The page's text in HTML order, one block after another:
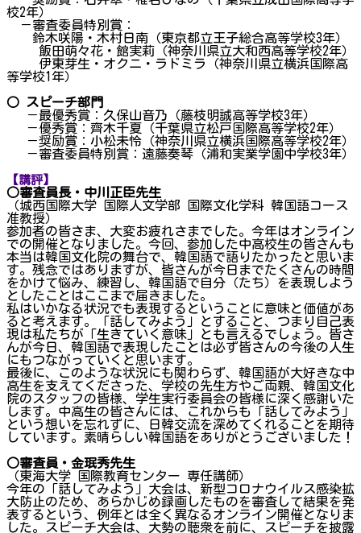
校2年）
－審査委員特別賞：
鈴木咲陽・木村日南（東京都立王子総合高等学校3年）
飯田萌々花・館実莉（神奈川県立大和西高等学校2年）
伊東芽生・オクニ・ラドミラ（神奈川県立横浜国際高
等学校1年）
○ スピーチ部門
－最優秀賞：久保山音乃（藤枝明誠高等学校3年）
－優秀賞：齊木千夏（千葉県立松戸国際高等学校2年）
－奨励賞：小松未怜（神奈川県立横浜国際高等学校2年）
－審査委員特別賞：遠藤奏琴（浦和実業学園中学校3年）
【講評】
○審査員長・中川正臣先生
（城西国際大学 国際人文学部 国際文化学科 韓国語コース
准教授）
参加者の皆さま、大変お疲れさまでした。今年はオンライン
での開催となりました。今回、参加した中高校生の皆さんも
本当は韓国文化院の舞台で、韓国語で語りたかったと思いま
す。残念ではありますが、皆さんが今日までたくさんの時間
をかけて悩み、練習し、韓国語で自分（たち）を表現しよう
としたことはここまで届きました。
私はいかなる状況でも表現するということに意味と価値があ
ると考えます。「話してみよう」とすること、つまり自己表
現は私たちが「生きていく意味」とも言えるでしょう。皆さ
んが今日、韓国語で表現したことは必ず皆さんの今後の人生
にもつながっていくと思います。
最後に、このような状況にも関わらず、韓国語が大好きな中
高生を支えてくださった、学校の先生方やご両親、韓国文化
院のスタッフの皆様、学生実行委員会の皆様に深く感謝いた
します。中高生の皆さんには、これからも「話してみよう」
という想いを忘れずに、日韓交流を深めてくれることを期待
しています。素晴らしい韓国語をありがとうございました！
○審査員・金珉秀先生
（東海大学 国際教育センター 専任講師）
今年の「話してみよう」大会は、新型コロナウイルス感染拡
大防止のため、あらかじめ録画したものを審査して結果を発
表するという、例年とは全く異なるオンライン開催となりま
した。スピーチ大会は、大勢の聴衆を前に、スピーチを披露